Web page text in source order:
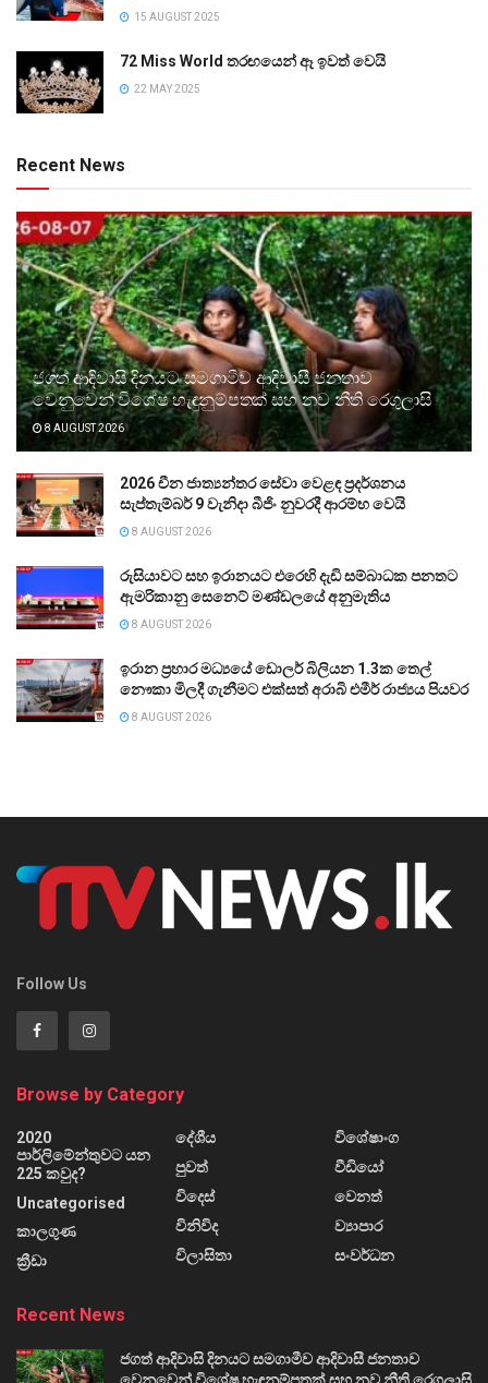
15 AUGUST 2025
72 Miss World තරඟයෙන් ඈ ඉවත් වෙයි
22 MAY 2025
Recent News
ජගත් ආදිවාසි දිනයට සමගාමීව ආදිවාසී ජනතාව
වෙනුවෙන් විශේෂ හැඳුනුම්පතක් සහ නව නීති රෙගුලාසි
8 AUGUST 2026
2026 චීන ජාත්‍යන්තර සේවා වෙළඳ ප්‍රදර්ශනය
සැප්තැම්බර් 9 වැනිදා බීජිං නුවරදී ආරම්භ වෙයි
8 AUGUST 2026
රුසියාවට සහ ඉරානයට එරෙහි දැඩි සම්බාධක පනතට
ඇමරිකානු සෙනෙට් මණ්ඩලයේ අනුමැතිය
8 AUGUST 2026
ඉරාන ප්‍රහාර මධ්‍යයේ ඩොලර් බිලියන 1.3ක තෙල්
නෞකා මිලදී ගැනීමට එක්සත් අරාබි එමීර් රාජ්‍යය පියවර
8 AUGUST 2026
Follow Us
Browse by Category
2020
පාර්ලිමේන්තුවට යන
225 කවුද?
Uncategorised
කාලගුණ
ක්‍රීඩා
දේශීය
පුවත්
විදෙස්
විනිවිද
විලාසිතා
විශේෂාංග
වීඩියෝ
වෙනත්
ව්‍යාපාර
සංවර්ධන
Recent News
ජගත් ආදිවාසි දිනයට සමගාමීව ආදිවාසී ජනතාව